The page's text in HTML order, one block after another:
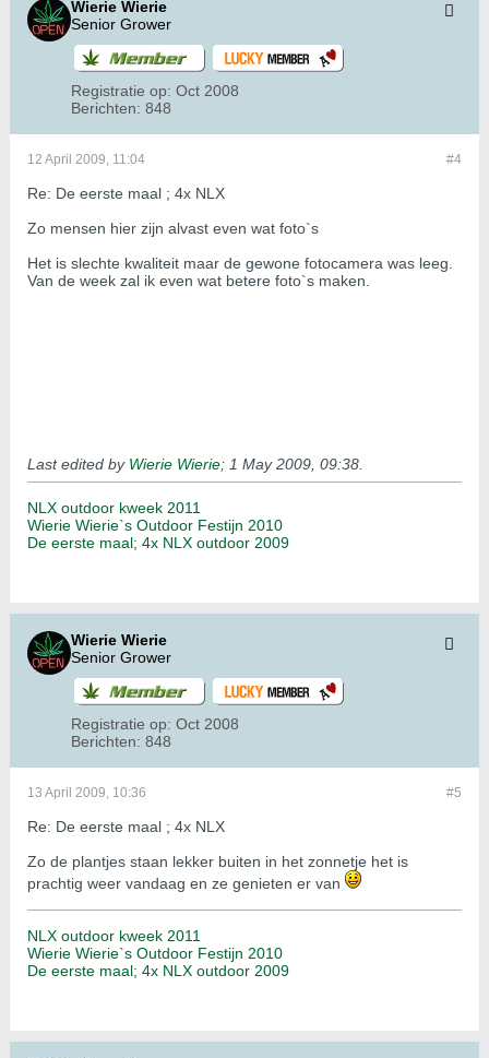
Wierie Wierie
Senior Grower
Registratie op: Oct 2008
Berichten: 848
#4
12 April 2009, 11:04
Re: De eerste maal ; 4x NLX
Zo mensen hier zijn alvast even wat foto`s
Het is slechte kwaliteit maar de gewone fotocamera was leeg.
Van de week zal ik even wat betere foto`s maken.
Last edited by Wierie Wierie; 1 May 2009, 09:38
NLX outdoor kweek 2011
Wierie Wierie`s Outdoor Festijn 2010
De eerste maal; 4x NLX outdoor 2009
Wierie Wierie
Senior Grower
Registratie op: Oct 2008
Berichten: 848
#5
13 April 2009, 10:36
Re: De eerste maal ; 4x NLX
Zo de plantjes staan lekker buiten in het zonnetje het is
prachtig weer vandaag en ze genieten er van
NLX outdoor kweek 2011
Wierie Wierie`s Outdoor Festijn 2010
De eerste maal; 4x NLX outdoor 2009